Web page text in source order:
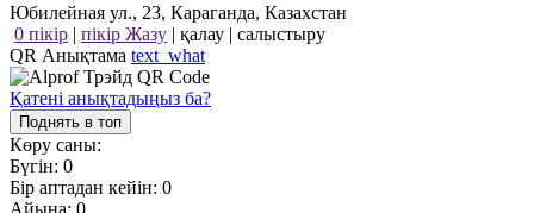
Юбилейная ул., 23, Караганда, Казахстан
0 пікір | пікір Жазу | қалау | салыстыру
QR Анықтама text_what
Қатені анықтадыңыз ба?
Поднять в топ
Көру саны:
Бүгін: 0
Бір аптадан кейін: 0
Айына: 0